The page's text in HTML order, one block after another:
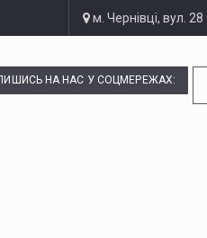
м. Чернівці, вул.
НА НАС У СОЦМЕРЕЖАХ: